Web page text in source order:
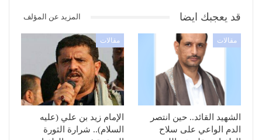
قد يعجبك ايضا المزيد عن المؤلف
مقالات
الشهيد القائد.. حين انتصر
الدم الواعي على سلاح
مقالات
الإمام زيد بن علي (عليه
السلام).. شرارة الثورة